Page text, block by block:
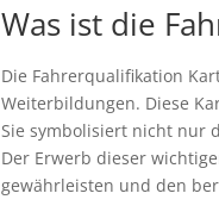
Was ist die
Die Fahrerqualifikation
Weiterbildungen. Diese
Sie symbolisiert nicht nur
Der Erwerb dieser
gewährleisten und den